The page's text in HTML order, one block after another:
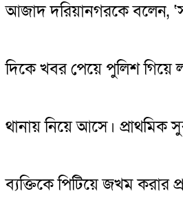
আজাদ দরিয়ানগরকে বলেন,
দিকে খবর পেয়ে পুলিশ গিয়ে
থানায় নিয়ে আসে। প্রাথমিক
ব্যক্তিকে পিটিয়ে জখম করার